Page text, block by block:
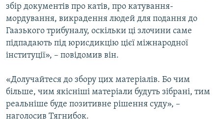
збір документів про катів, про катування-
мордування, викрадення людей для подання до
Гаазького трибуналу, оскільки ці злочини саме
підпадають під юрисдикцію цієї міжнародної
інституції», – повідомив він.
«Долучайтеся до збору цих матеріалів. Бо чим
більше, чим якісніші матеріали будуть зібрані, тим
реальніше буде позитивне рішення суду», –
наголосив Тягнибок.